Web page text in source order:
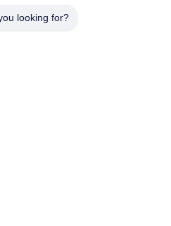
looking for?